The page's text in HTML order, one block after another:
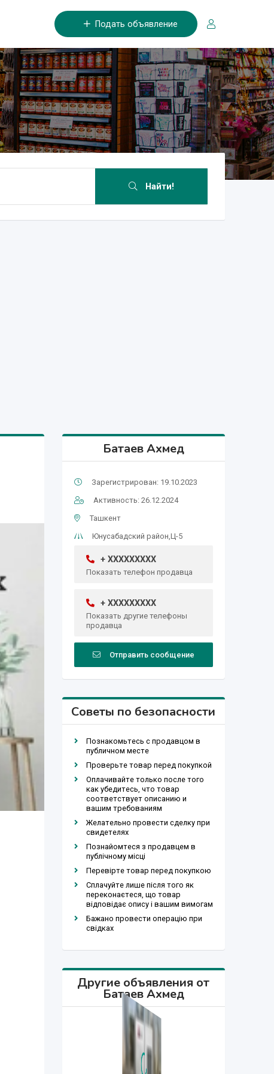
Подать объявление
Найти!
Батаев Ахмед
Зарегистрирован: 19.10.2023
Активность: 26.12.2024
Ташкент
Юнусабадский район,Ц-5
+ XXXXXXXXX
Показать телефон продавца
+ XXXXXXXXX
Показать другие телефоны
продавца
Отправить сообщение
Советы по безопасности
Познакомьтесь с продавцом в
публичном месте
Проверьте товар перед покупкой
Оплачивайте только после того
как убедитесь, что товар
соответствует описанию и
вашим требованиям
Желательно провести сделку при
свидетелях
Познайомтеся з продавцем в
публічному місці
Перевірте товар перед покупкою
Сплачуйте лише після того як
переконаєтеся, що товар
відповідає опису і вашим вимогам
Бажано провести операцію при
свідках
Другие объявления от
Батаев Ахмед